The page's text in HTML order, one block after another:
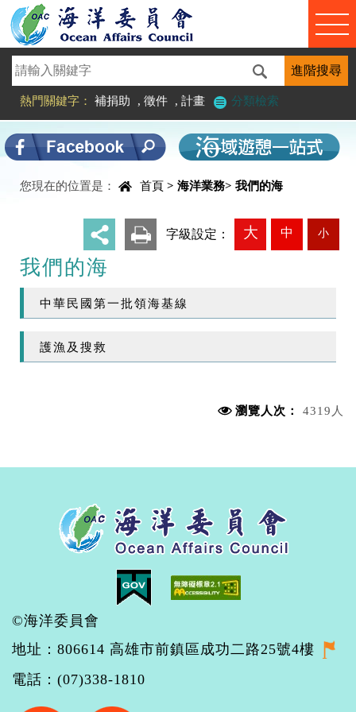
進入內容區塊
熱門關鍵字： 補捐助 , 徵件 , 計畫 分類檢索
您現在的位置是： 首頁 > 海洋業務> 我們的海
字級設定： 大 中 小
我們的海
中華民國第一批領海基線
護漁及搜救
瀏覽人次： 4319人
©海洋委員會
地址：806614 高雄市前鎮區成功二路25號4樓
電話：(07)338-1810